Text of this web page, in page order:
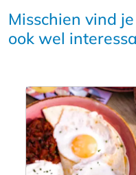
Misschien vind
ook wel